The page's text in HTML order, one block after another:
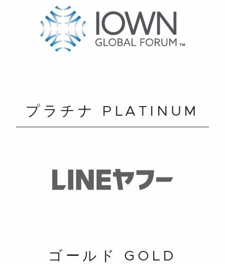
プラチナ PLATINUM
ゴールド GOLD